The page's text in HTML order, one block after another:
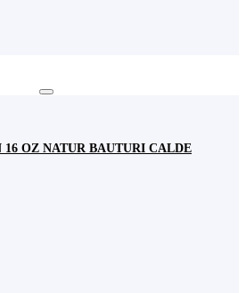
16 OZ NATUR BAUTURI CALDE